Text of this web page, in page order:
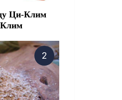
Ци-Клим